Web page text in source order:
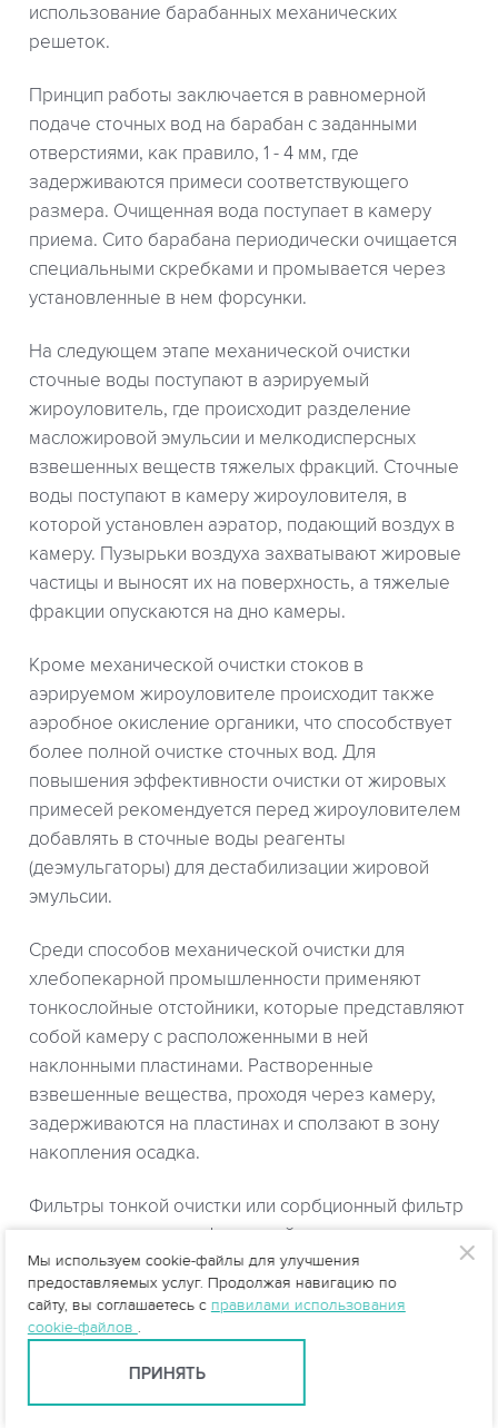
использование барабанных механических
решеток.
Принцип работы заключается в равномерной
подаче сточных вод на барабан с заданными
отверстиями, как правило, 1 - 4 мм, где
задерживаются примеси соответствующего
размера. Очищенная вода поступает в камеру
приема. Сито барабана периодически очищается
специальными скребками и промывается через
установленные в нем форсунки.
На следующем этапе механической очистки
сточные воды поступают в аэрируемый
жироуловитель, где происходит разделение
масложировой эмульсии и мелкодисперсных
взвешенных веществ тяжелых фракций. Сточные
воды поступают в камеру жироуловителя, в
которой установлен аэратор, подающий воздух в
камеру. Пузырьки воздуха захватывают жировые
частицы и выносят их на поверхность, а тяжелые
фракции опускаются на дно камеры.
Кроме механической очистки стоков в
аэрируемом жироуловителе происходит также
аэробное окисление органики, что способствует
более полной очистке сточных вод. Для
повышения эффективности очистки от жировых
примесей рекомендуется перед жироуловителем
добавлять в сточные воды реагенты
(деэмульгаторы) для дестабилизации жировой
эмульсии.
Среди способов механической очистки для
хлебопекарной промышленности применяют
тонкослойные отстойники, которые представляют
собой камеру с расположенными в ней
наклонными пластинами. Растворенные
взвешенные вещества, проходя через камеру,
задерживаются на пластинах и сползают в зону
накопления осадка.
Фильтры тонкой очистки или сорбционный фильтр
предназначены для финишной очистки сточных
вод перед сбросом в систему канализации. Фильтр
включает в себя один или несколько слоев
сорбционной загрузки, через которую самотеком
используются природные цеолиты и
активированные или минеральные угли.
Мы используем cookie-файлы для улучшения
предоставляемых услуг. Продолжая навигацию по
сайту, вы соглашаетесь с правилами использования
cookie-файлов .
ПРИНЯТЬ